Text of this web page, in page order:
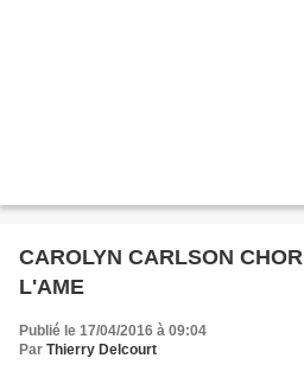
CAROLYN CARLSON
L'AME
Publié le 17/04/2016 à 09:04
Par Thierry Delcourt